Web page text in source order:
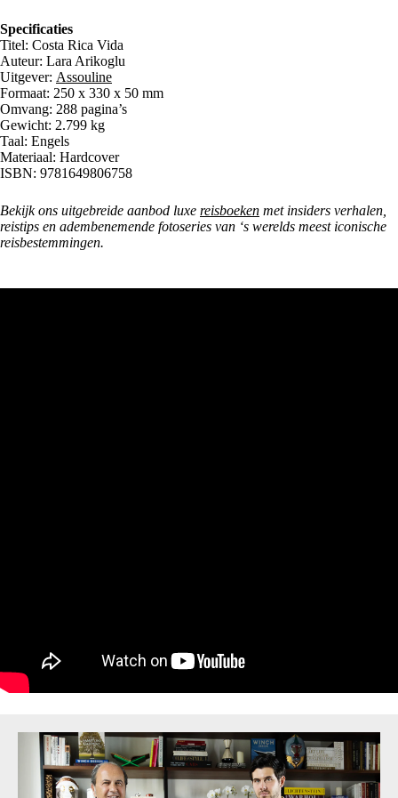
Specificaties
Titel: Costa Rica Vida
Auteur: Lara Arikoglu
Uitgever: Assouline
Formaat: 250 x 330 x 50 mm
Omvang: 288 pagina’s
Gewicht: 2.799 kg
Taal: Engels
Materiaal: Hardcover
ISBN: 9781649806758
Bekijk ons uitgebreide aanbod luxe reisboeken met insiders verhalen,
reistips en adembenemende fotoseries van ‘s werelds meest iconische
reisbestemmingen.